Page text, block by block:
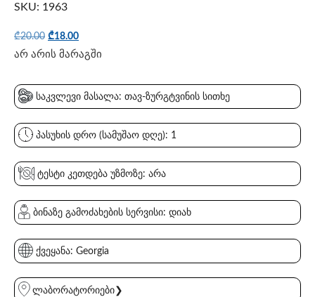
SKU: 1963
₾20.00 ₾18.00
არ არის მარაგში
საკვლევი მასალა: თავ-ზურგტვინის სითხე
პასუხის დრო (სამუშაო დღე): 1
ტესტი კეთდება უზმოზე: არა
ბინაზე გამოძახების სერვისი: დიახ
ქვეყანა: Georgia
ლაბორატორიები❯